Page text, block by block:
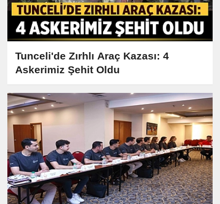
Tunceli'de Zırhlı Araç Kazası: 4
Askerimiz Şehit Oldu